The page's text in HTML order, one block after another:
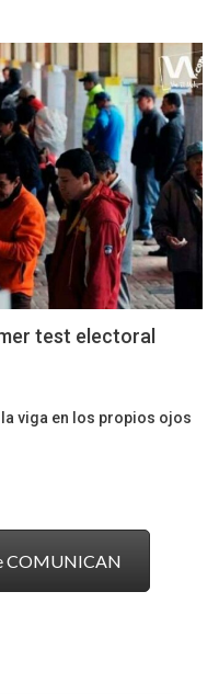
test electoral
viga en los propios ojos
COMUNICAN